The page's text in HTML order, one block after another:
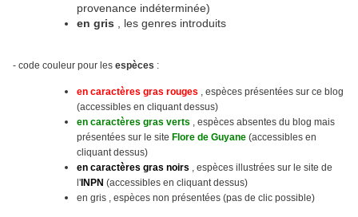
provenance indéterminée)
en gris
, les genres introduits
- code couleur pour les espèces :
en caractères gras rouges , espèces présentées sur ce blog
(accessibles en cliquant dessus)
en caractères gras verts , espèces absentes du blog mais
présentées sur le site Flore de Guyane (accessibles en
cliquant dessus)
en caractères gras noirs , espèces illustrées sur le site de
l' INPN (accessibles en cliquant dessus)
en gris , espèces non présentées (pas de clic possible)